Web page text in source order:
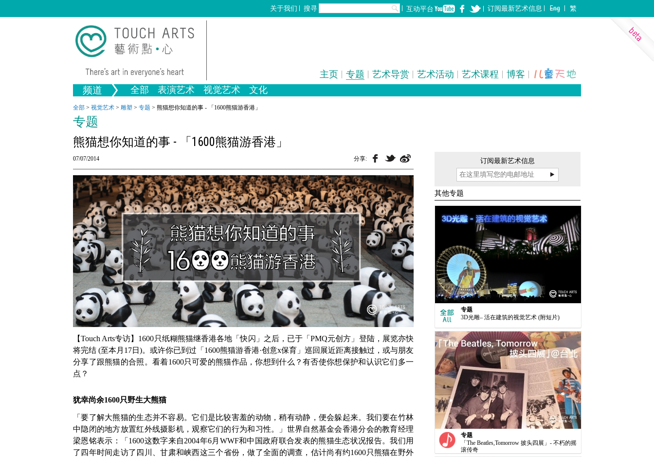
关于我们 搜寻 互动平台 订阅最新艺术信息 Eng 繁
主页 专题 艺术导赏 艺术活动 艺术课程 博客
频道 全部 表演艺术 视觉艺术 文化
音乐 舞蹈 戏剧 歌剧/音乐剧
绘画 画图 版画 设计
生活 文物 全部文化
全部 > 视觉艺术 > 雕塑 > 专题 > 熊猫想你知道的事 - 「1600熊猫游香港」
专题
熊猫想你知道的事 - 「1600熊猫游香港」
07/07/2014 分享:
【Touch Arts专访】1600只纸糊熊猫继香港各地「快闪」之后，已于「PMQ元创方」登陆，展览亦快
将完结 (至本月17日)。或许你已到过「1600熊猫游香港·创意x保育」巡回展近距离接触过，或与朋友
分享了跟熊猫的合照。看着1600只可爱的熊猫作品，你想到什么？有否使你想保护和认识它们多一
点？
犹幸尚余1600只野生大熊猫
「要了解大熊猫的生态并不容易。它们是比较害羞的动物，稍有动静，便会躲起来。我们要在竹林
中隐闭的地方放置红外线摄影机，观察它们的行为和习性。」世界自然基金会香港分会的教育经理
梁恩铭表示：「1600这数字来自2004年6月WWF和中国政府联合发表的熊猫生态状况报告。我们用
了四年时间走访了四川、甘肃和峡西这三个省份，做了全面的调查，估计尚有约1600只熊猫在野外
订阅最新艺术信息
其他专题
专题
3D光雕– 活在建筑的视觉艺术 (附短片)
专题
「The Beatles,Tomorrow 披头四展」- 不朽的摇
滚传奇